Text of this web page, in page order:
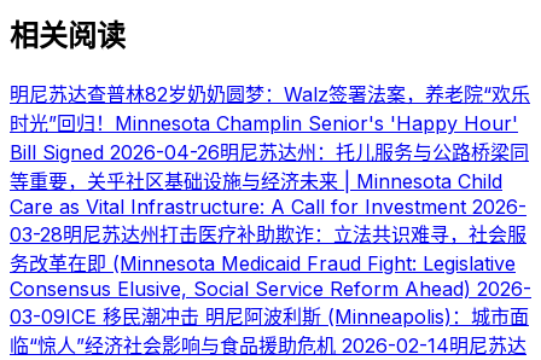
相关阅读
明尼苏达查普林82岁奶奶圆梦：Walz签署法案，养老院“欢乐
时光”回归！Minnesota Champlin Senior's 'Happy Hour'
Bill Signed 2026-04-26明尼苏达州：托儿服务与公路桥梁同
等重要，关乎社区基础设施与经济未来 | Minnesota Child
Care as Vital Infrastructure: A Call for Investment 2026-
03-28明尼苏达州打击医疗补助欺诈：立法共识难寻，社会服
务改革在即 (Minnesota Medicaid Fraud Fight: Legislative
Consensus Elusive, Social Service Reform Ahead) 2026-
03-09ICE 移民潮冲击 明尼阿波利斯 (Minneapolis)：城市面
临“惊人”经济社会影响与食品援助危机 2026-02-14明尼苏达